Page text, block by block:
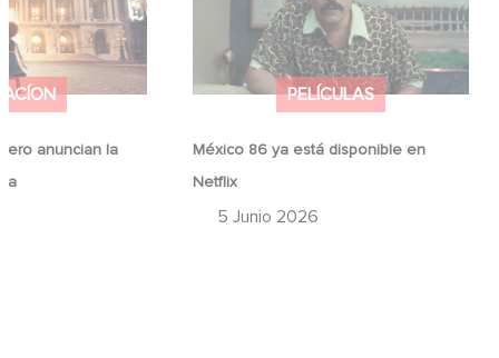
anuncian la
PELÍCULAS
México 86 ya está disponible en
Netflix
5 Junio 2026